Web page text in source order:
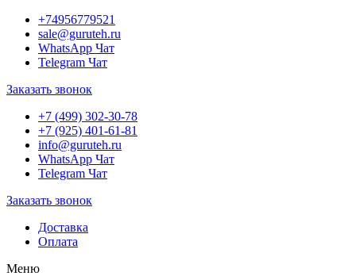
Перейти
содержимому
+74956779521
sale@guruteh.ru
WhatsApp Чат
Telegram Чат
Заказать звонок
+7 (499) 302-30-78
+7 (925) 401-61-81
info@guruteh.ru
WhatsApp Чат
Telegram Чат
Заказать звонок
Доставка
Оплата
Меню